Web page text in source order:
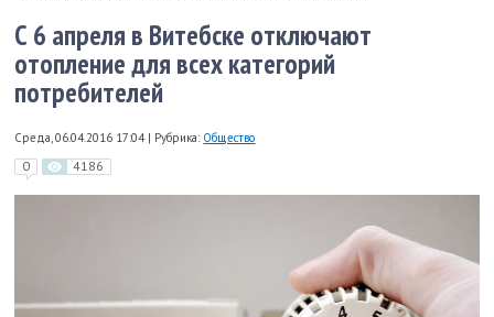
С 6 апреля в Витебске отключают
отопление для всех категорий
потребителей
Среда, 06.04.2016 17:04 | Рубрика: Общество
0 4186